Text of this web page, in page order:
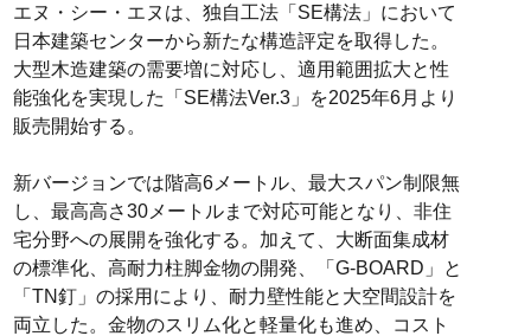
エヌ・シー・エヌは、独自工法「SE構法」において
日本建築センターから新たな構造評定を取得した。
大型木造建築の需要増に対応し、適用範囲拡大と性
能強化を実現した「SE構法Ver.3」を2025年6月より
販売開始する。
新バージョンでは階高6メートル、最大スパン制限無
し、最高高さ30メートルまで対応可能となり、非住
宅分野への展開を強化する。加えて、大断面集成材
の標準化、高耐力柱脚金物の開発、「G-BOARD」と
「TN釘」の採用により、耐力壁性能と大空間設計を
両立した。金物のスリム化と軽量化も進め、コスト